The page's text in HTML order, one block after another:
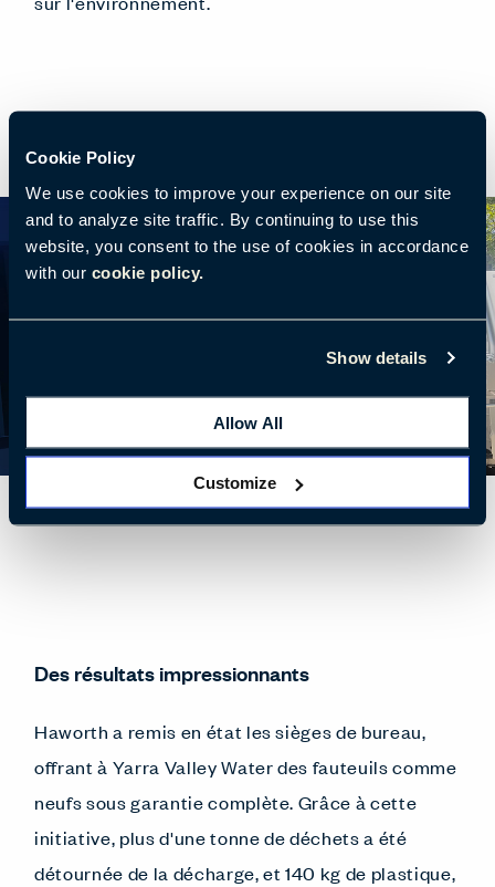
Cookie Policy
We use cookies to improve your experience on our site
and to analyze site traffic. By continuing to use this
website, you consent to the use of cookies in accordance
with our cookie policy.
Show details
Allow All
Customize
Des résultats impressionnants
Haworth a remis en état les sièges de bureau,
offrant à Yarra Valley Water des fauteuils comme
neufs sous garantie complète. Grâce à cette
initiative, plus d'une tonne de déchets a été
détournée de la décharge, et 140 kg de plastique,